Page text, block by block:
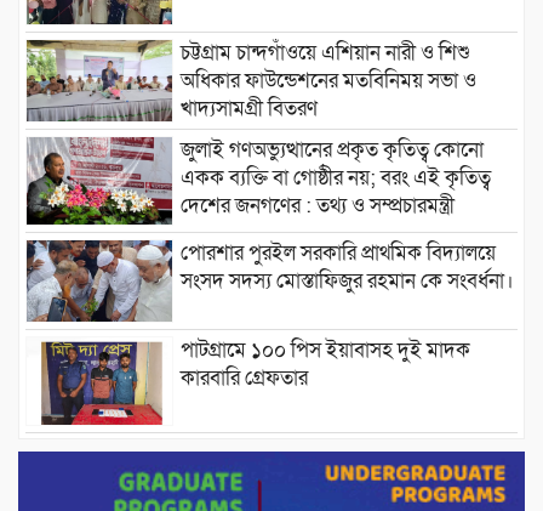
চট্টগ্রাম চান্দগাঁওয়ে এশিয়ান নারী ও শিশু
অধিকার ফাউন্ডেশনের মতবিনিময় সভা ও
খাদ্যসামগ্রী বিতরণ
জুলাই গণঅভ্যুত্থানের প্রকৃত কৃতিত্ব কোনো
একক ব্যক্তি বা গোষ্ঠীর নয়; বরং এই কৃতিত্ব
দেশের জনগণের : তথ্য ও সম্প্রচারমন্ত্রী
পোরশার পুরইল সরকারি প্রাথমিক বিদ্যালয়ে
সংসদ সদস্য মোস্তাফিজুর রহমান কে সংবর্ধনা।
পাটগ্রামে ১০০ পিস ইয়াবাসহ দুই মাদক
কারবারি গ্রেফতার
ড্যাবের ৩৭তম প্রতিষ্ঠাবার্ষিকীতে প্রধানমন্ত্রী
তারেক রহমান।